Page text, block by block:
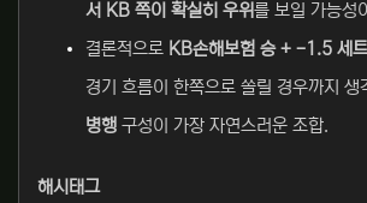
서 KB 쪽이 확실히 우위를 보일 가능성
결론적으로 KB손해보험 승 + -1.5 세
경기 흐름이 한쪽으로 쏠릴 경우까지 생
병행 구성이 가장 자연스러운 조합.
해시태그